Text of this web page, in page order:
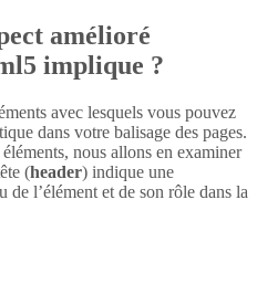
amélioré
implique ?
avec lesquels vous pouvez
dans votre balisage des pages.
nous allons en examiner
(header) indique une
l’élément et de son rôle dans la